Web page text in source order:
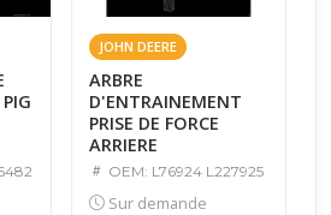
JOHN DEERE
ARBRE
D'ENTRAINEMENT
PRISE DE FORCE
ARRIERE
OEM: L76924 L227925
Sur demande